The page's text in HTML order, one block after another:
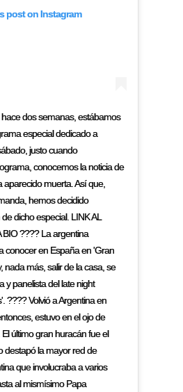
post on Instagram
dos semanas, estábamos
especial dedicado a
justo cuando
conocemos la noticia de
aparecido muerta. Así que,
hemos decidido
dicho especial. LINK AL
BIO ???? La argentina
conocer en España en 'Gran
nada más, salir de la casa, se
y panelista del late night
???? Volvió a Argentina en
estuvo en el ojo de
último gran huracán fue el
destapó la mayor red de
que involucraba a varios
al mismísimo Papa